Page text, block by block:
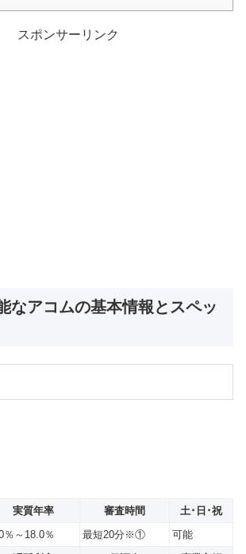
スポンサーリンク
なアコムの基本情報とスペッ
実質年率 審査時間
土･日･祝
％～18.0％ 最短20分※①
可能